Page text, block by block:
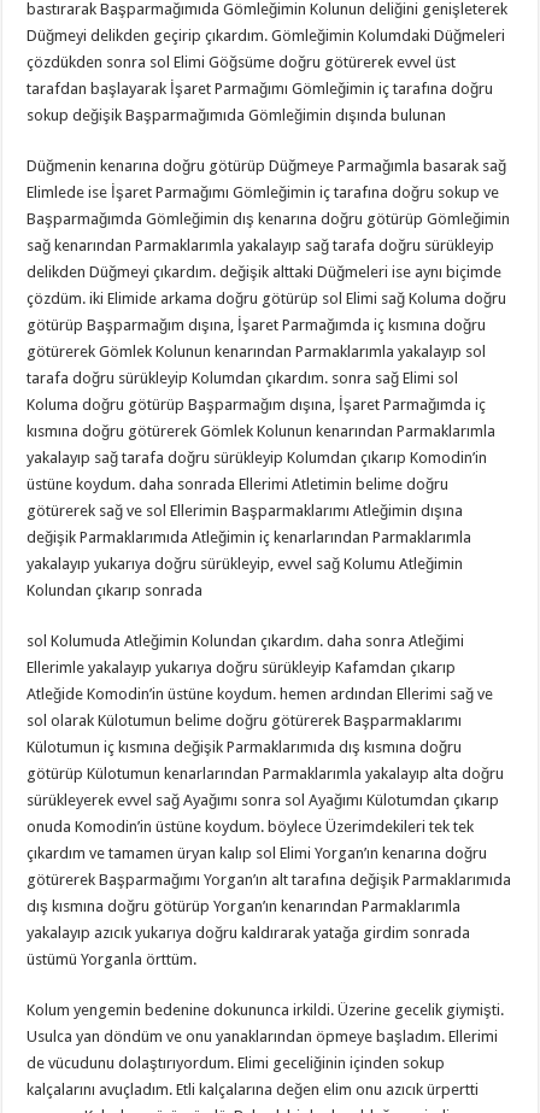
bastırarak Başparmağımıda Gömleğimin Kolunun deliğini genişleterek
Düğmeyi delikden geçirip çıkardım. Gömleğimin Kolumdaki Düğmeleri
çözdükden sonra sol Elimi Göğsüme doğru götürerek evvel üst
tarafdan başlayarak İşaret Parmağımı Gömleğimin iç tarafına doğru
sokup değişik Başparmağımıda Gömleğimin dışında bulunan
Düğmenin kenarına doğru götürüp Düğmeye Parmağımla basarak sağ
Elimlede ise İşaret Parmağımı Gömleğimin iç tarafına doğru sokup ve
Başparmağımda Gömleğimin dış kenarına doğru götürüp Gömleğimin
sağ kenarından Parmaklarımla yakalayıp sağ tarafa doğru sürükleyip
delikden Düğmeyi çıkardım. değişik alttaki Düğmeleri ise aynı biçimde
çözdüm. iki Elimide arkama doğru götürüp sol Elimi sağ Koluma doğru
götürüp Başparmağım dışına, İşaret Parmağımda iç kısmına doğru
götürerek Gömlek Kolunun kenarından Parmaklarımla yakalayıp sol
tarafa doğru sürükleyip Kolumdan çıkardım. sonra sağ Elimi sol
Koluma doğru götürüp Başparmağım dışına, İşaret Parmağımda iç
kısmına doğru götürerek Gömlek Kolunun kenarından Parmaklarımla
yakalayıp sağ tarafa doğru sürükleyip Kolumdan çıkarıp Komodin’in
üstüne koydum. daha sonrada Ellerimi Atletimin belime doğru
götürerek sağ ve sol Ellerimin Başparmaklarımı Atleğimin dışına
değişik Parmaklarımıda Atleğimin iç kenarlarından Parmaklarımla
yakalayıp yukarıya doğru sürükleyip, evvel sağ Kolumu Atleğimin
Kolundan çıkarıp sonrada
sol Kolumuda Atleğimin Kolundan çıkardım. daha sonra Atleğimi
Ellerimle yakalayıp yukarıya doğru sürükleyip Kafamdan çıkarıp
Atleğide Komodin’in üstüne koydum. hemen ardından Ellerimi sağ ve
sol olarak Külotumun belime doğru götürerek Başparmaklarımı
Külotumun iç kısmına değişik Parmaklarımıda dış kısmına doğru
götürüp Külotumun kenarlarından Parmaklarımla yakalayıp alta doğru
sürükleyerek evvel sağ Ayağımı sonra sol Ayağımı Külotumdan çıkarıp
onuda Komodin’in üstüne koydum. böylece Üzerimdekileri tek tek
çıkardım ve tamamen üryan kalıp sol Elimi Yorgan’ın kenarına doğru
götürerek Başparmağımı Yorgan’ın alt tarafına değişik Parmaklarımıda
dış kısmına doğru götürüp Yorgan’ın kenarından Parmaklarımla
yakalayıp azıcık yukarıya doğru kaldırarak yatağa girdim sonrada
üstümü Yorganla örttüm.
Kolum yengemin bedenine dokununca irkildi. Üzerine gecelik giymişti.
Usulca yan döndüm ve onu yanaklarından öpmeye başladım. Ellerimi
de vücudunu dolaştırıyordum. Elimi geceliğinin içinden sokup
kalçalarını avuçladım. Etli kalçalarına değen elim onu azıcık ürpertti